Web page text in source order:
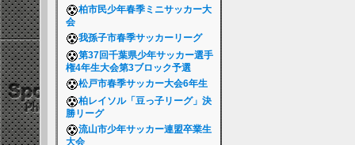
柏市民少年春季ミニサッカー大
会
我孫子市春季サッカーリーグ
第37回千葉県少年サッカー選手
権4年生大会第3ブロック予選
松戸市春季サッカー大会6年生
柏レイソル「豆っ子リーグ」決
勝リーグ
流山市少年サッカー連盟卒業生
大会